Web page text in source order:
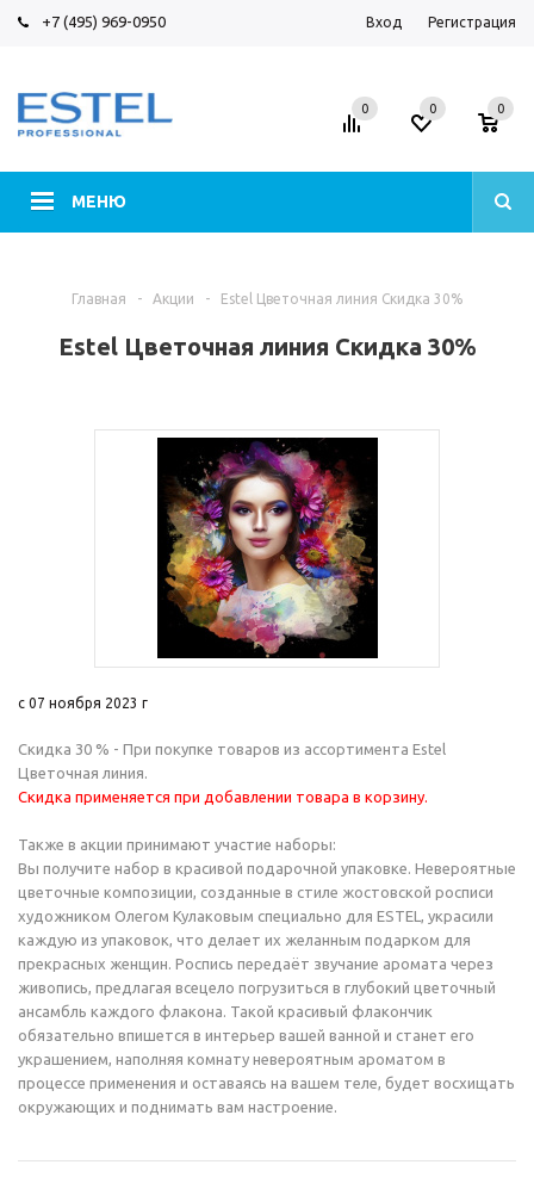
+7 (495) 969-0950 Вход Регистрация
МЕНЮ
0 0 0
Главная - Акции - Estel Цветочная линия Скидка 30%
Estel Цветочная линия Скидка 30%
с 07 ноября 2023 г
Скидка 30 % - При покупке товаров из ассортимента Estel
Цветочная линия.
Скидка применяется при добавлении товара в корзину.
Также в акции принимают участие наборы:
Вы получите набор в красивой подарочной упаковке. Невероятные
цветочные композиции, созданные в стиле жостовской росписи
художником Олегом Кулаковым специально для ESTEL, украсили
каждую из упаковок, что делает их желанным подарком для
прекрасных женщин. Роспись передаёт звучание аромата через
живопись, предлагая всецело погрузиться в глубокий цветочный
ансамбль каждого флакона. Такой красивый флакончик
обязательно впишется в интерьер вашей ванной и станет его
украшением, наполняя комнату невероятным ароматом в
процессе применения и оставаясь на вашем теле, будет восхищать
окружающих и поднимать вам настроение.